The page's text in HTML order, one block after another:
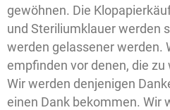
gewöhnen. Die
und Steriliumklauer werden
werden gelassener werden.
empfinden vor denen, die
Wir werden denjenigen
einen Dank bekommen. Wir